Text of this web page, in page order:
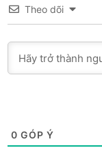
Theo dõi
0 GÓP Ý